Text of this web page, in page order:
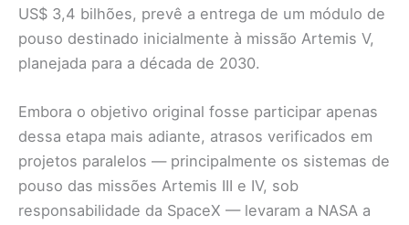
US$ 3,4 bilhões, prevê a entrega de um módulo de
pouso destinado inicialmente à missão Artemis V,
planejada para a década de 2030.
Embora o objetivo original fosse participar apenas
dessa etapa mais adiante, atrasos verificados em
projetos paralelos — principalmente os sistemas de
pouso das missões Artemis III e IV, sob
responsabilidade da SpaceX — levaram a NASA a